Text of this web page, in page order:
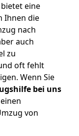
bietet eine
Ihnen die
nach
auch
zu
oft fehlt
Wenn Sie
bei uns
von